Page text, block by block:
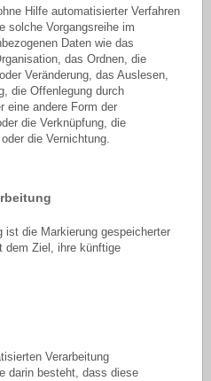
Hilfe automatisierter Verfahren
solche Vorgangsreihe im
Daten wie das
das Ordnen, die
Veränderung, das Auslesen,
die Offenlegung durch
eine andere Form der
die Verknüpfung, die
die Vernichtung.
ist die Markierung gespeicherter
dem Ziel, ihre künftige
Verarbeitung
darin besteht, dass diese